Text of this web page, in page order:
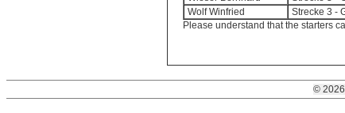
Wolf Winfried
Strecke 3 -
Please understand that the starters
©